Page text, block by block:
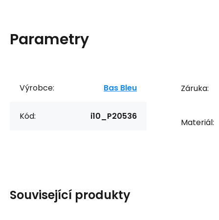
Parametry
Výrobce: Bas Bleu
Kód: i10_P20536
Záruka:
Materiál:
Související produkty